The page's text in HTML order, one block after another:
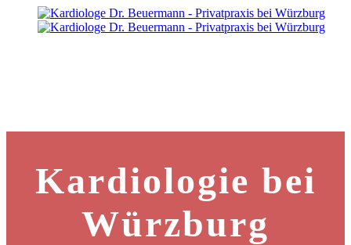
Kardiologie bei
Würzburg